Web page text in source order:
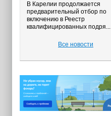
В Карелии продолжается
предварительный отбор по
включению в Реестр
квалифицированных подря...
Все новости